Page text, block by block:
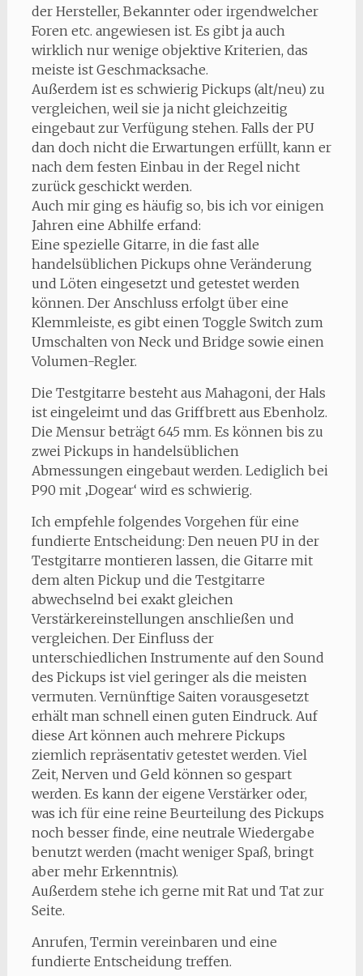
der Hersteller, Bekannter oder irgendwelcher
Foren etc. angewiesen ist. Es gibt ja auch
wirklich nur wenige objektive Kriterien, das
meiste ist Geschmacksache.
Außerdem ist es schwierig Pickups (alt/neu) zu
vergleichen, weil sie ja nicht gleichzeitig
eingebaut zur Verfügung stehen. Falls der PU
dan doch nicht die Erwartungen erfüllt, kann er
nach dem festen Einbau in der Regel nicht
zurück geschickt werden.
Auch mir ging es häufig so, bis ich vor einigen
Jahren eine Abhilfe erfand:
Eine spezielle Gitarre, in die fast alle
handelsüblichen Pickups ohne Veränderung
und Löten eingesetzt und getestet werden
können. Der Anschluss erfolgt über eine
Klemmleiste, es gibt einen Toggle Switch zum
Umschalten von Neck und Bridge sowie einen
Volumen-Regler.
Die Testgitarre besteht aus Mahagoni, der Hals
ist eingeleimt und das Griffbrett aus Ebenholz.
Die Mensur beträgt 645 mm. Es können bis zu
zwei Pickups in handelsüblichen
Abmessungen eingebaut werden. Lediglich bei
P90 mit ‚Dogear‘ wird es schwierig.
Ich empfehle folgendes Vorgehen für eine
fundierte Entscheidung: Den neuen PU in der
Testgitarre montieren lassen, die Gitarre mit
dem alten Pickup und die Testgitarre
abwechselnd bei exakt gleichen
Verstärkereinstellungen anschließen und
vergleichen. Der Einfluss der
unterschiedlichen Instrumente auf den Sound
des Pickups ist viel geringer als die meisten
vermuten. Vernünftige Saiten vorausgesetzt
erhält man schnell einen guten Eindruck. Auf
diese Art können auch mehrere Pickups
ziemlich repräsentativ getestet werden. Viel
Zeit, Nerven und Geld können so gespart
werden. Es kann der eigene Verstärker oder,
was ich für eine reine Beurteilung des Pickups
noch besser finde, eine neutrale Wiedergabe
benutzt werden (macht weniger Spaß, bringt
aber mehr Erkenntnis).
Außerdem stehe ich gerne mit Rat und Tat zur
Seite.
Anrufen, Termin vereinbaren und eine
fundierte Entscheidung treffen.